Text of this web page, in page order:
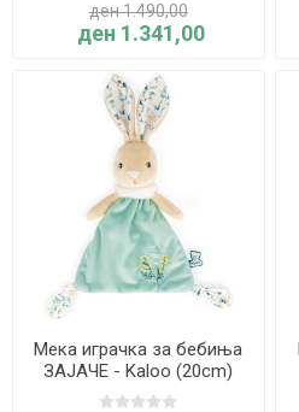
ден 1.490,00
ден 1.341,00
Мека играчка за бебиња
ЗАЈАЧЕ - Kaloo (20cm)